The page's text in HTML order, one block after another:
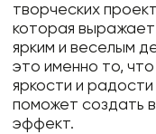
творческих
которая выражает
ярким и веселым
это именно то,
яркости и
поможет создать
эффект.